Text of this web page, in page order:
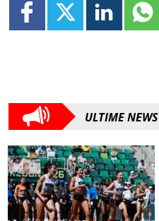
ULTIME NEWS